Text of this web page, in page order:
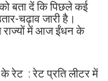
बता दें कि पिछले कई
चढ़ाव जारी है।
में आज ईंधन के
रेट : रेट प्रति लीटर में